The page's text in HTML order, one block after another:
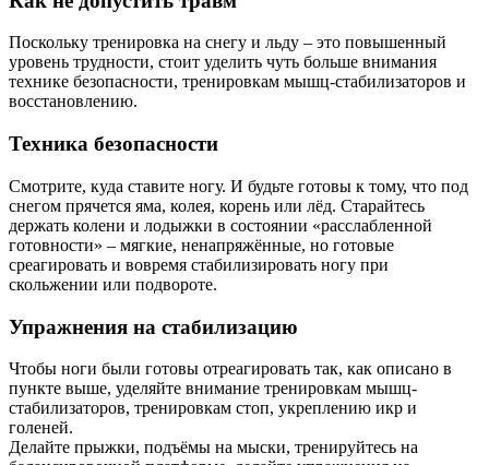
Поскольку тренировка на снегу и льду – это повышенный
уровень трудности, стоит уделить чуть больше внимания
технике безопасности, тренировкам мышц-стабилизаторов и
восстановлению.
Техника безопасности
Смотрите, куда ставите ногу. И будьте готовы к тому, что под
снегом прячется яма, колея, корень или лёд. Старайтесь
держать колени и лодыжки в состоянии «расслабленной
готовности» – мягкие, ненапряжённые, но готовые
среагировать и вовремя стабилизировать ногу при
скольжении или подвороте.
Упражнения на стабилизацию
Чтобы ноги были готовы отреагировать так, как описано в
пункте выше, уделяйте внимание тренировкам мышц-
стабилизаторов, тренировкам стоп, укреплению икр и
голеней.
Делайте прыжки, подъёмы на мыски, тренируйтесь на